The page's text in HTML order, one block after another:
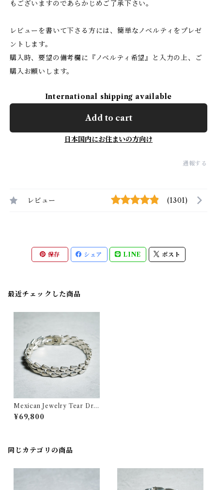
もございますのであらかじめご了承下さい。
レビューを書いて下さる方には、簡単なノベルティをプレゼ
ントします。
購入時、要望の備考欄に『ノベルティ希望』と入力の上、ご
購入お願いします。
International shipping available
Add to cart
日本国内にお住まいの方向け
通報する
レビュー (1301)
保存 シェア LINE ポスト
最近チェックした商品
Mexican Jewelry Tear Dro
p Bracelet メキシカンジュエ
リー ティアドロップ ブレスレ
¥69,800
同じカテゴリの商品